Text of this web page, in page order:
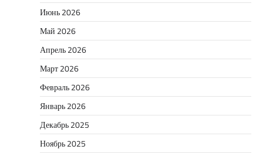
Июнь 2026
Май 2026
Апрель 2026
Март 2026
Февраль 2026
Январь 2026
Декабрь 2025
Ноябрь 2025